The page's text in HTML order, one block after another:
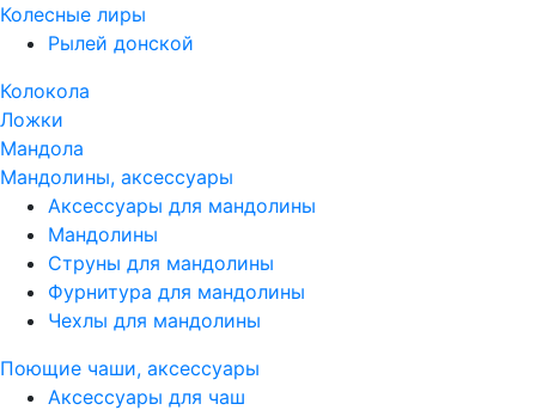
Колесные лиры
Рылей донской
Колокола
Ложки
Мандола
Мандолины, аксессуары
Аксессуары для мандолины
Мандолины
Струны для мандолины
Фурнитура для мандолины
Чехлы для мандолины
Поющие чаши, аксессуары
Аксессуары для чаш